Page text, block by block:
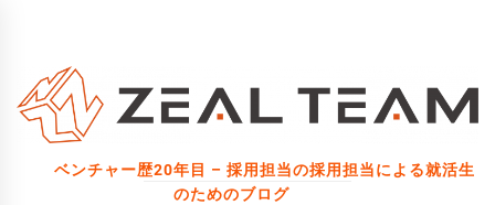
ン
ベンチャー歴20年目 – 採用担当の採用担当による就活生
のためのブログ